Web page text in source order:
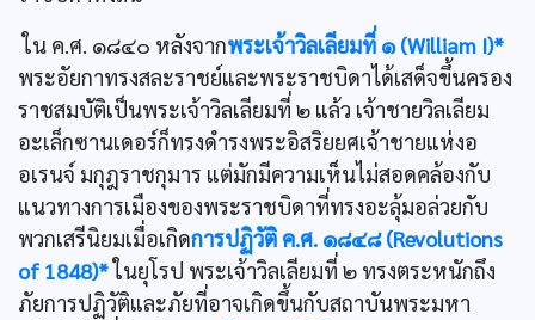
ใน ค.ศ. ๑๘๔๐ หลังจากพระเจ้าวิลเลียมที่ ๑ (William I)*
พระอัยกาทรงสละราชย์และพระราชบิดาได้เสด็จขึ้นครอง
ราชสมบัติเป็นพระเจ้าวิลเลียมที่ ๒ แล้ว เจ้าชายวิลเลียม
อะเล็กซานเดอร์ก็ทรงดำรงพระอิสริยยศเจ้าชายแห่งอ
อเรนจ์ มกุฎราชกุมาร แต่มักมีความเห็นไม่สอดคล้องกับ
แนวทางการเมืองของพระราชบิดาที่ทรงอะลุ้มอล่วยกับ
พวกเสรีนิยมเมื่อเกิดการปฏิวัติ ค.ศ. ๑๘๔๘ (Revolutions
of 1848)*ในยุโรป พระเจ้าวิลเลียมที่ ๒ ทรงตระหนักถึง
ภัยการปฏิวัติและภัยที่อาจเกิดขึ้นกับสถาบันพระมหา